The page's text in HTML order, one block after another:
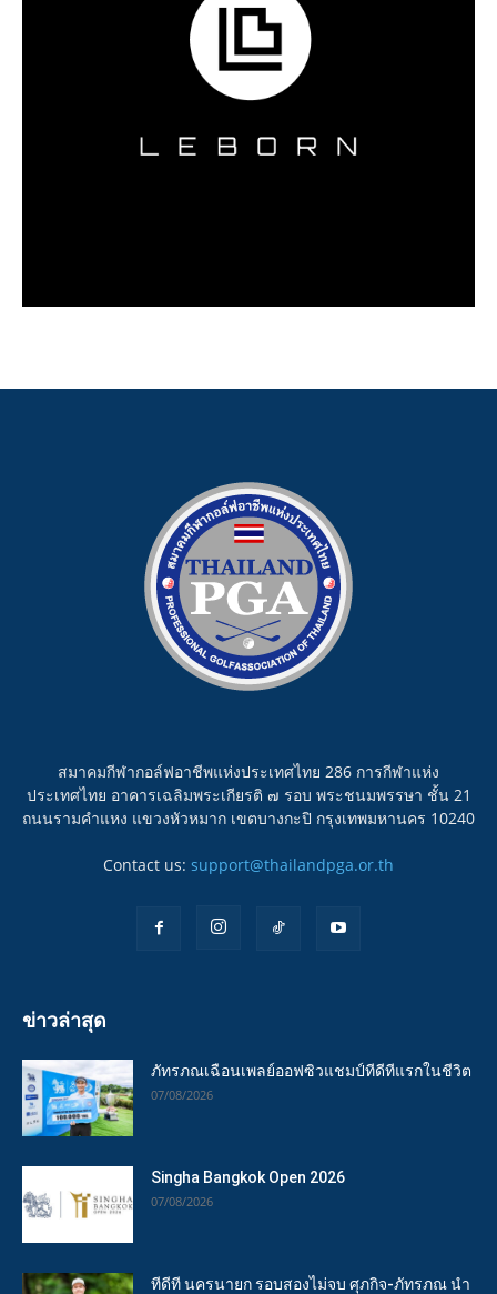
สมาคมกีฬากอล์ฟอาชีพแห่งประเทศไทย 286 การกีฬาแห่ง
ประเทศไทย อาคารเฉลิมพระเกียรติ ๗ รอบ พระชนมพรรษา ชั้น 21
ถนนรามคำแหง แขวงหัวหมาก เขตบางกะปิ กรุงเทพมหานคร 10240
Contact us: support@thailandpga.or.th
ข่าวล่าสุด
ภัทรภณเฉือนเพลย์ออฟซิวแชมป์ทีดีทีแรกในชีวิต
07/08/2026
Singha Bangkok Open 2026
07/08/2026
ทีดีที นครนายก รอบสองไม่จบ ศุภกิจ-ภัทรภณ นำ